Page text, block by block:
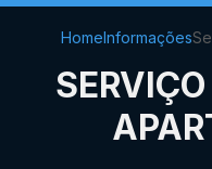
HomeInformações